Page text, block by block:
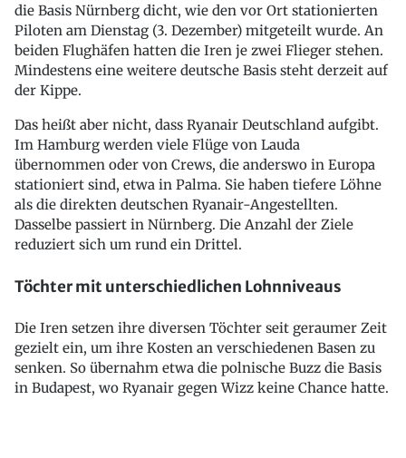
die Basis Nürnberg dicht, wie den vor Ort stationierten
Piloten am Dienstag (3. Dezember) mitgeteilt wurde. An
beiden Flughäfen hatten die Iren je zwei Flieger stehen.
Mindestens eine weitere deutsche Basis steht derzeit auf
der Kippe.
Das heißt aber nicht, dass Ryanair Deutschland aufgibt.
Im Hamburg werden viele Flüge von Lauda
übernommen oder von Crews, die anderswo in Europa
stationiert sind, etwa in Palma. Sie haben tiefere Löhne
als die direkten deutschen Ryanair-Angestellten.
Dasselbe passiert in Nürnberg. Die Anzahl der Ziele
reduziert sich um rund ein Drittel.
Töchter mit unterschiedlichen Lohnniveaus
Die Iren setzen ihre diversen Töchter seit geraumer Zeit
gezielt ein, um ihre Kosten an verschiedenen Basen zu
senken. So übernahm etwa die polnische Buzz die Basis
in Budapest, wo Ryanair gegen Wizz keine Chance hatte.